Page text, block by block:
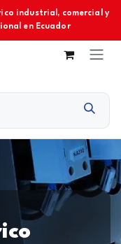
industrial, comercial y
en Ecuador